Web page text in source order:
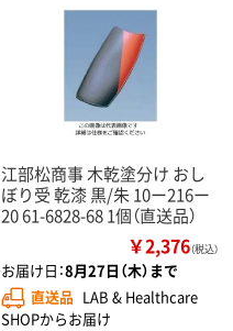
江部松商事 木乾塗分け おし
ぼり受 乾漆 黒/朱 10ー216ー
20 61-6828-68 1個（直送品）
￥2,376（税込）
お届け日：8月27日（木）まで
直送品 LAB & Healthcare
SHOPからお届け